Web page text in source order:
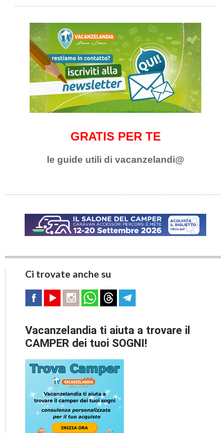
GRATIS PER TE
le guide utili di vacanzelandi@
Ci trovate anche su
Vacanzelandia ti aiuta a trovare il
CAMPER dei tuoi SOGNI!